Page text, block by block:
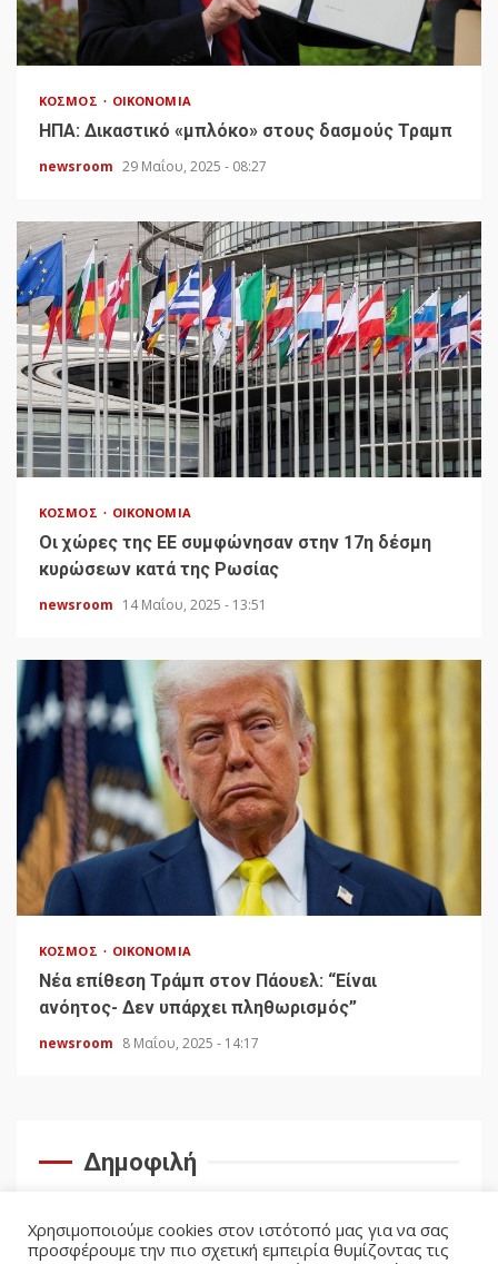
ΚΌΣΜΟΣ ΟΙΚΟΝΟΜΊΑ
HΠΑ: Δικαστικό «μπλόκο» στους δασμούς Τραμπ
newsroom 29 Μαΐου, 2025 - 08:27
ΚΌΣΜΟΣ ΟΙΚΟΝΟΜΊΑ
Οι χώρες της ΕΕ συμφώνησαν στην 17η δέσμη
κυρώσεων κατά της Ρωσίας
newsroom 14 Μαΐου, 2025 - 13:51
ΚΌΣΜΟΣ ΟΙΚΟΝΟΜΊΑ
Νέα επίθεση Τράμπ στον Πάουελ: “Είναι
ανόητος- Δεν υπάρχει πληθωρισμός”
newsroom 8 Μαΐου, 2025 - 14:17
Δημοφιλή
Χρησιμοποιούμε cookies στον ιστότοπό μας για να σας
προσφέρουμε την πιο σχετική εμπειρία θυμίζοντας τις